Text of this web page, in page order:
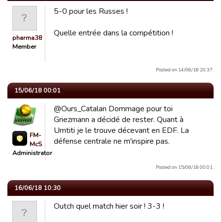
pharma38
Member
5-0 pour les Russes !
Quelle entrée dans la compétition !
Posted on 14/06/18 20:37.
15/06/18 00:01
FM-
McSimdu72
Administrator
@Ours_Catalan Dommage pour toi
Griezmann a décidé de rester. Quant à
Umtiti je le trouve décevant en EDF. La
défense centrale ne m'inspire pas.
Posted on 15/06/18 00:01.
16/06/18 10:30
Outch quel match hier soir ! 3-3 !